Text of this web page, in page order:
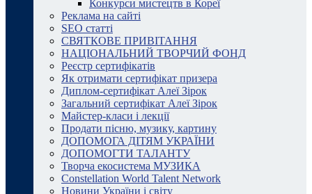
Конкурси мистецтв в Кореї
Реклама на сайті
SEO статті
СВЯТКОВЕ ПРИВІТАННЯ
НАЦІОНАЛЬНИЙ ТВОРЧИЙ ФОНД
Реєстр сертифікатів
Як отримати сертифікат призера
Диплом-сертифікат Алеї Зірок
Загальний сертифікат Алеї Зірок
Майстер-класи і лекції
Продати пісню, музику, картину
ДОПОМОГА ДІТЯМ УКРАЇНИ
ДОПОМОГТИ ТАЛАНТУ
Творча екосистема МУЗИКА
Constellation World Talent Network
Новини України і світу